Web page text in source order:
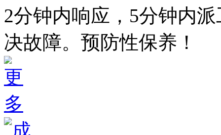
2分钟内响应，5分钟内
决故障。预防性保养！